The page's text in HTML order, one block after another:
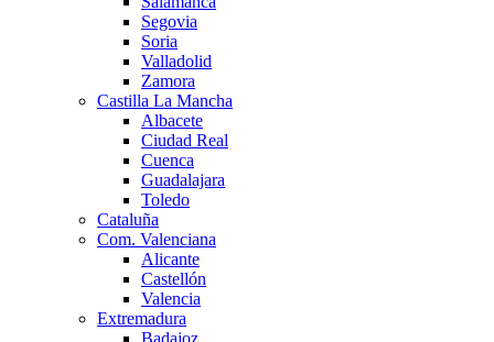
Segovia
Soria
Valladolid
Zamora
Castilla La Mancha
Albacete
Ciudad Real
Cuenca
Guadalajara
Toledo
Cataluña
Com. Valenciana
Alicante
Castellón
Valencia
Extremadura
Badajoz